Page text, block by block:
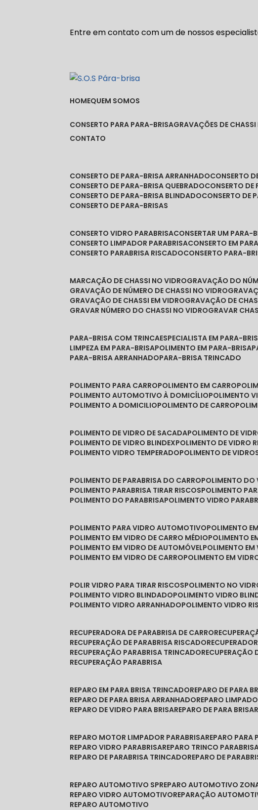
Entre em contato com um de nossos
HOME
QUEM SOMOS
CONSERTO PARA PARA-BRISA
GRAVAÇÕES DE
CONTATO
CONSERTO DE PARA-BRISA ARRANHADO
CONSERTO
CONSERTO DE PARA-BRISA QUEBRADO
CONSERTO
CONSERTO DE PARA-BRISA BLINDADO
CONSERTO
CONSERTO DE PARA-BRISAS
CONSERTO VIDRO PARABRISA CONSERTAR UM PARA-
CONSERTO LIMPADOR PARABRISA CONSERTO EM
CONSERTO PARABRISA RISCADO
CONSERTO PARA-
MARCAÇÃO DE CHASSI NO VIDRO
GRAVAÇÃO DO
GRAVAÇÃO DE NÚMERO DE CHASSI NO VIDRO
GRAVAÇÃO DE CHASSI EM VIDRO
GRAVAÇÃO DE
GRAVAR NÚMERO DO CHASSI NO VIDRO
GRAVAR
PARA-BRISA COM TRINCA ESPECIALISTA EM PARA-
LIMPEZA EM PARA-BRISA POLIMENTO EM PARA-BRISA
PARA-BRISA ARRANHADO PARA-BRISA TRINCADO
POLIMENTO PARA CARRO POLIMENTO EM CARRO
POLIMENTO AUTOMOTIVO À DOMICÍLIO POLIMENTO
POLIMENTO A DOMICILIO POLIMENTO DE CARRO
POLIMENTO DE VIDRO DE SACADA POLIMENTO DE
POLIMENTO DE VIDRO BLINDEX POLIMENTO DE VIDRO
POLIMENTO VIDRO TEMPERADO POLIMENTO DE
POLIMENTO DE PARABRISA DO CARRO POLIMENTO
POLIMENTO PARABRISA TIRAR RISCOS POLIMENTO
POLIMENTO DO PARABRISA POLIMENTO VIDRO
POLIMENTO PARA VIDRO AUTOMOTIVO POLIMENTO
POLIMENTO EM VIDRO DE CARRO MÉDIO POLIMENTO
POLIMENTO EM VIDRO DE AUTOMÓVEL POLIMENTO
POLIMENTO EM VIDRO DE CARRO POLIMENTO EM
POLIR VIDRO PARA TIRAR RISCOS POLIMENTO NO
POLIMENTO VIDRO BLINDADO POLIMENTO VIDRO
POLIMENTO VIDRO ARRANHADO POLIMENTO VIDRO
RECUPERADORA DE PARABRISA DE CARRO
RECUPERAÇÃO DE PARABRISA RISCADO
RECUPERAÇÃO PARABRISA TRINCADO
RECUPERAÇÃO PARABRISA
REPARO EM PARA BRISA TRINCADO REPARO DE PARA
REPARO DE PARA BRISA ARRANHADO REPARO
REPARO DE VIDRO PARA BRISA REPARO DE PARA BRISA
REPARO MOTOR LIMPADOR PARABRISA REPARO
REPARO VIDRO PARABRISA REPARO TRINCO
REPARO DE PARABRISA TRINCADO REPARO DE
REPARO AUTOMOTIVO SP REPARO AUTOMOTIVO
REPARO VIDRO AUTOMOTIVO REPARAÇÃO
REPARO AUTOMOTIVO